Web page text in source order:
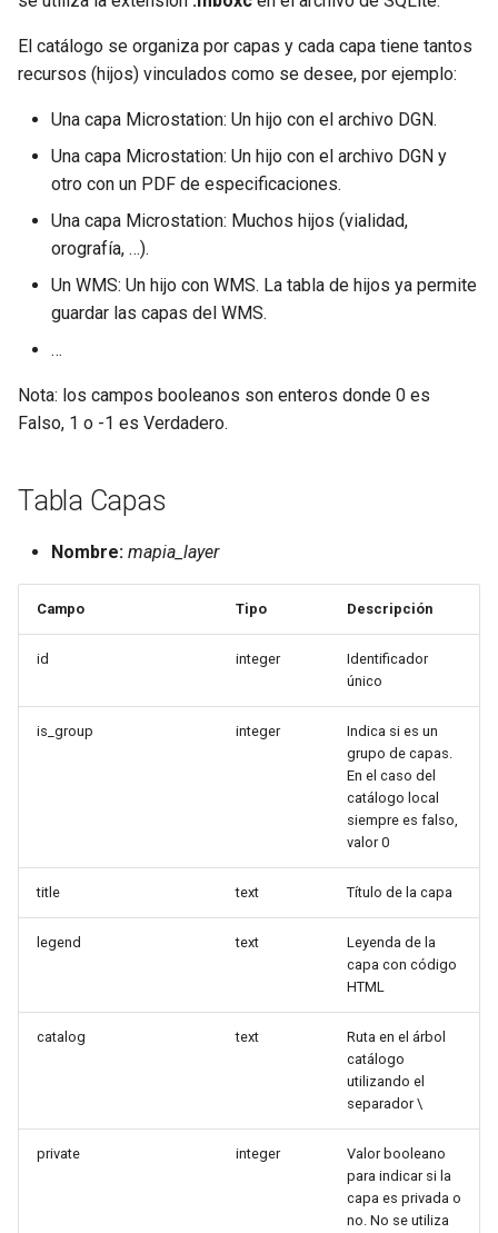
m
r
a
QGIS)
Crear servei TMS
Servei de descàrregues
Instal·lació
(Proyecto QGIS)
Crear servicio TMS
Servicio de descargas
Instalación
Create WMS service (QGIS
Create TMS service
Installation
API panorames v1
API panorames v2
Model de dades
Configuració geoportal
Rutes
Catàleg local
Eines i processos visor
(deprecated)
Panoramas v2 API
Panoramas v3 API
Data Model
Geoportal Configuration
Routes
Tools and processes viewer
El catálogo se organiza por capas y cada capa tiene tantos
recursos (hijos) vinculados como se desee, por ejemplo:
Una capa Microstation: Un hijo con el archivo DGN.
Una capa Microstation: Un hijo con el archivo DGN y
otro con un PDF de especificaciones.
Una capa Microstation: Muchos hijos (vialidad,
orografía, …).
Un WMS: Un hijo con WMS. La tabla de hijos ya permite
guardar las capas del WMS.
…
Nota: los campos booleanos son enteros donde 0 es
Falso, 1 o -1 es Verdadero.
Tabla Capas
Nombre: mapia_layer
Campo Tipo Descripción
id integer
Identificador
único
is_group integer
Indica si es un
grupo de capas.
En el caso del
catálogo local
siempre es falso,
valor 0
title text Título de la capa
legend text
Leyenda de la
capa con código
HTML
catalog text
Ruta en el árbol
catálogo
utilizando el
separador \
private integer
Valor booleano
para indicar si la
capa es privada o
no. No se utiliza